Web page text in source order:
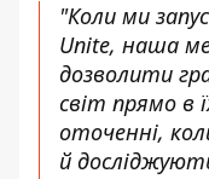
"Коли ми
Unite, наша
дозволити
світ прямо в
оточенні,
й до